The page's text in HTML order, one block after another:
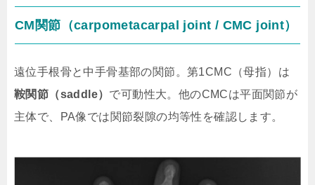
CM関節（carpometacarpal joint / CMC joint）
遠位手根骨と中手骨基部の関節。第1CMC（母指）は
鞍関節（saddle） で可動性大。他のCMCは平面関節が
主体で、PA像では関節裂隙の均等性を確認します。